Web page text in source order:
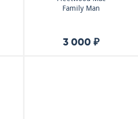
Family Man
3 000 ₽